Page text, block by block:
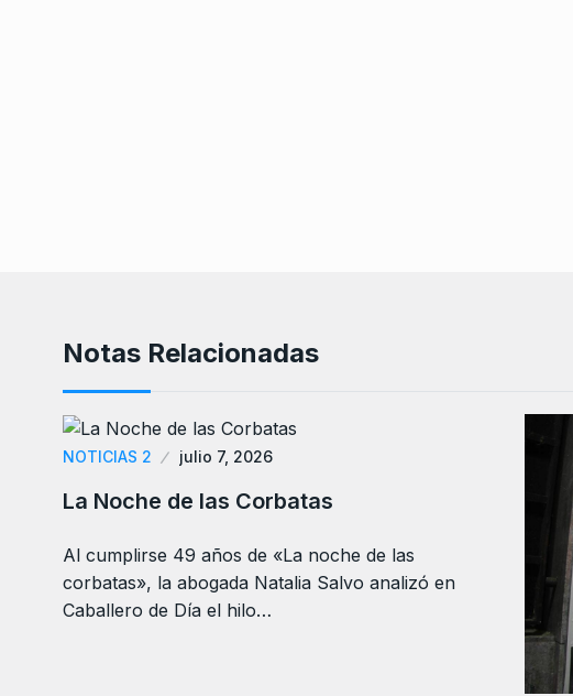
Notas Relacionadas
NOTICIAS 2 julio 7, 2026
La Noche de las Corbatas
Al cumplirse 49 años de «La noche de las
corbatas», la abogada Natalia Salvo analizó en
Caballero de Día el hilo…